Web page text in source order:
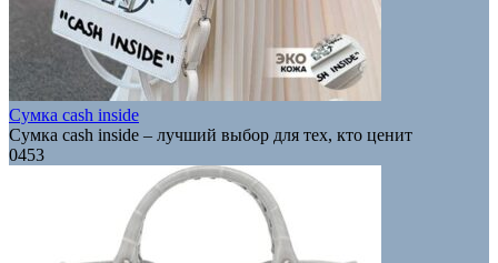
Сумка cash inside
Сумка cash inside – лучший выбор для тех, кто ценит
0453